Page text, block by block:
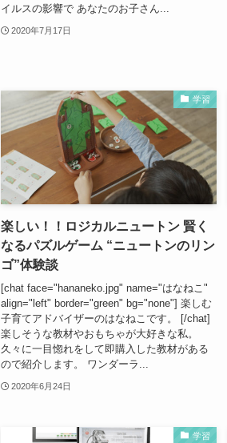
イルスの影響で あなたのお子さん...
2020年7月17日
学習
楽しい！！ロジカルニュートン 賢く
なるパズルゲーム “ニュートンのリン
ゴ”体験談
[chat face="hananeko.jpg" name="はなねこ"
align="left" border="green" bg="none"] 楽しむ
子育てアドバイザーのはなねこです。 [/chat]
楽しそうな教材やおもちゃが大好きな私。
久々に一目惚れをして即購入した教材がある
ので紹介します。 ワンダーラ...
2020年6月24日
学習